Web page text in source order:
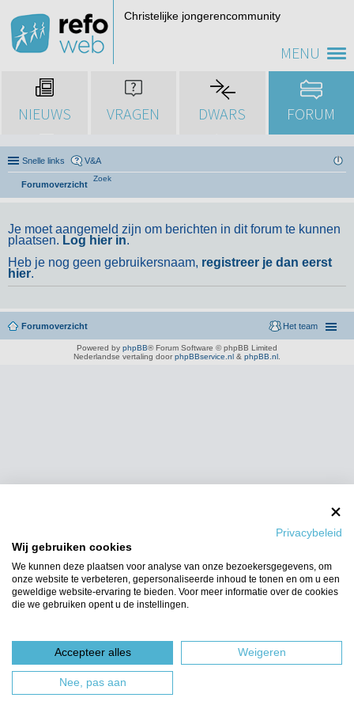
MENU
Christelijke jongerencommunity
NIEUWS VRAGEN DWARS FORUM
Snelle links V&A
Forumoverzicht
Zoek
Je moet aangemeld zijn om berichten in dit forum te kunnen
plaatsen. Log hier in.
Heb je nog geen gebruikersnaam, registreer je dan eerst
hier.
Forumoverzicht Het team
Powered by phpBB® Forum Software © phpBB Limited
Nederlandse vertaling door phpBBservice.nl & phpBB.nl
Privacybeleid
Wij gebruiken cookies
We kunnen deze plaatsen voor analyse van onze bezoekersgegevens, om
onze website te verbeteren, gepersonaliseerde inhoud te tonen en om u een
geweldige website-ervaring te bieden. Voor meer informatie over de cookies
die we gebruiken opent u de instellingen.
Accepteer alles Weigeren
Nee, pas aan